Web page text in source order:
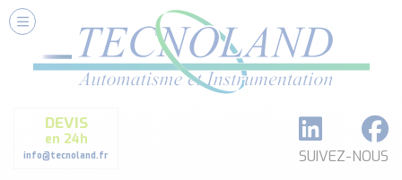
DEVIS
en 24h
info@tecnoland.fr SUIVEZ-NOUS
Nos Services
Conseils et Fourniture
Formation et Assistance
Architecture I-O Link multi fabricants